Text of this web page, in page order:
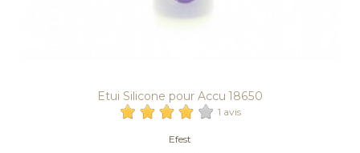
Etui Silicone pour Accu 18650
1 avis
Efest